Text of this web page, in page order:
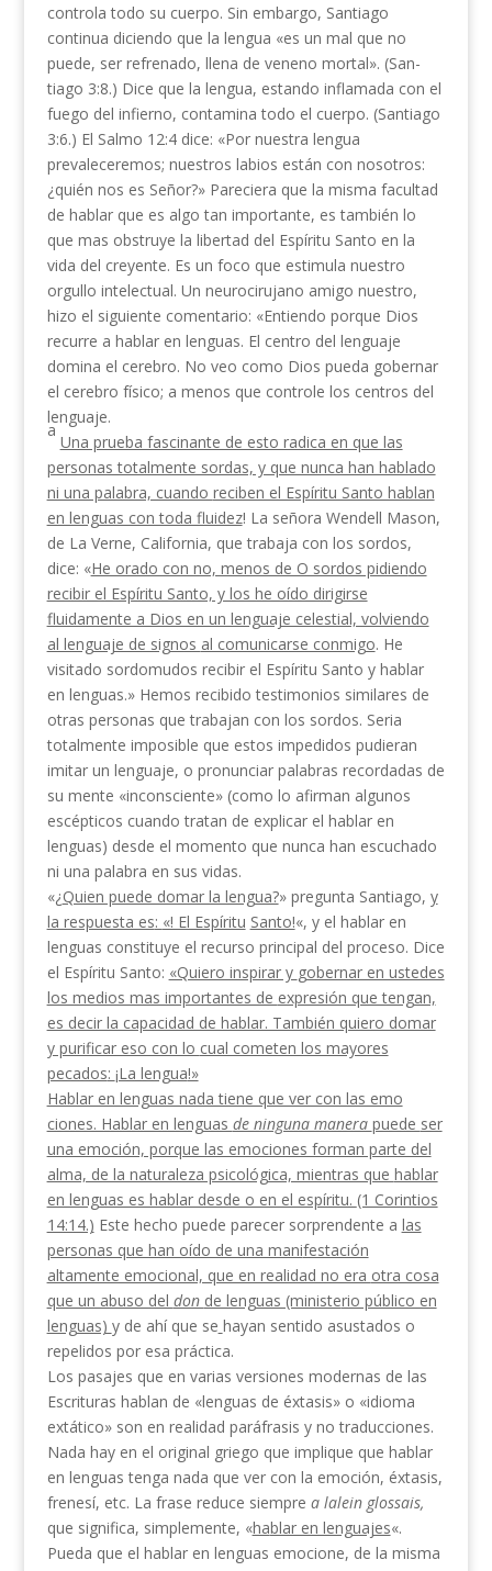
controla todo su cuerpo. Sin embargo, Santiago
continua diciendo que la lengua «es un mal que no
puede, ser refrenado, llena de veneno mortal». (San­
tiago 3:8.) Dice que la lengua, estando inflamada con el
fuego del infierno, contamina todo el cuerpo. (Santiago
3:6.) El Salmo 12:4 dice: «Por nuestra lengua
prevaleceremos; nuestros labios están con nos­otros:
¿quién nos es Señor?» Pareciera que la misma facultad
de hablar que es algo tan importante, es tam­bién lo
que mas obstruye la libertad del Espíritu Santo en la
vida del creyente. Es un foco que esti­mula nuestro
orgullo intelectual. Un neurocirujano amigo nuestro,
hizo el siguiente comentario: «En­tiendo porque Dios
recurre a hablar en lenguas. El centro del lenguaje
domina el cerebro. No veo como Dios pueda gobernar
el cerebro físico; a menos que controle los centros del
lenguaje.
a
Una prueba fascinante de esto radica en que las
personas total­mente sordas, y que nunca han hablado
ni una palabra, cuando reciben el Espíritu Santo hablan
en lenguas con toda fluidez! La señora Wendell Mason,
de La Verne, California, que trabaja con los sordos,
dice: «He orado con no, menos de O sordos pidien­do
recibir el Espíritu Santo, y los he oído dirigirse
fluidamente a Dios en un lenguaje celestial, volviendo
al lenguaje de signos al comunicarse conmigo. He
visitado sordomudos recibir el Espíritu Santo y hablar
en lenguas.» Hemos recibido testimonios similares de
otras personas que trabajan con los sordos. Seria
totalmente imposible que estos impedidos pudieran
imitar un lenguaje, o pronunciar palabras recordadas de
su mente «in­consciente» (como lo afirman algunos
escépticos cuando tratan de explicar el hablar en
lenguas) desde el momento que nunca han escuchado
ni una palabra en sus vidas.
«¿Quien puede domar la lengua?» pregunta Santia­go, y
la respuesta es: «! El Espíritu Santo!«, y el hablar en
lenguas constituye el recurso principal del proceso. Dice
el Espíritu Santo: «Quiero inspirar y gobernar en ustedes
los medios mas importantes de expresión que tengan,
es decir la capacidad de ha­blar. También quiero domar
y purificar eso con lo cual cometen los mayores
pecados: ¡La lengua!»
Hablar en lenguas nada tiene que ver con las emo­
ciones. Hablar en lenguas de ninguna manera puede ser
una emoción, porque las emociones forman parte del
alma, de la naturaleza psicológica, mientras que hablar
en lenguas es hablar desde o en el espíritu. (1 Corintios
14:14.) Este hecho puede parecer sor­prendente a las
personas que han oído de una mani­festación
altamente emocional, que en realidad no era otra cosa
que un abuso del don de lenguas (ministe­rio público en
lenguas) y de ahí que se hayan sentido asustados o
repelidos por esa práctica.
Los pasajes que en varias versiones modernas de las
Escrituras hablan de «lenguas de éxtasis» o «idio­ma
extático» son en realidad paráfrasis y no traduc­ciones.
Nada hay en el original griego que implique que hablar
en lenguas tenga nada que ver con la emoción, éxtasis,
frenesí, etc. La frase reduce siem­pre a lalein glossais,
que significa, simplemente, «ha­blar en lenguajes«.
Pueda que el hablar en lenguas emocione, de la misma